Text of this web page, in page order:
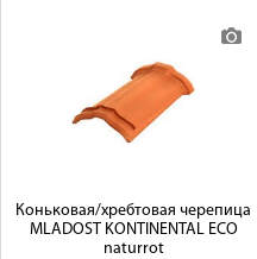
Коньковая/хребтовая черепица
MLADOST KONTINENTAL ECO
naturrot